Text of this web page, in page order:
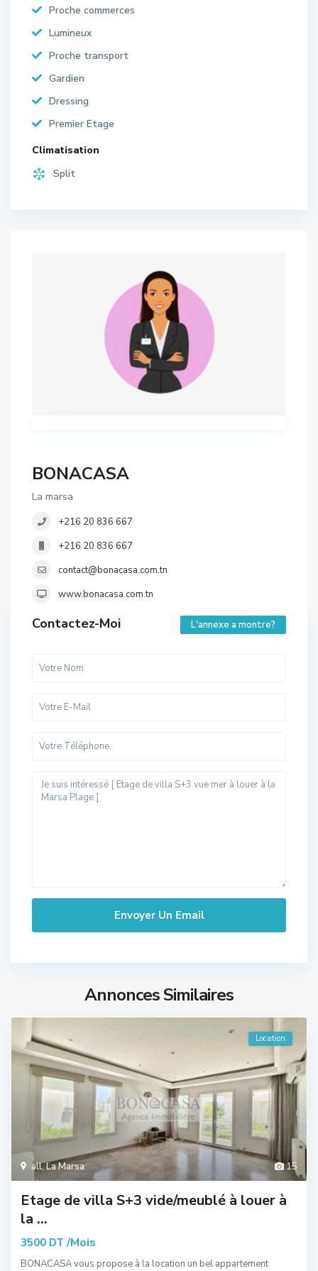
Proche commerces
Lumineux
Proche transport
Gardien
Dressing
Premier Etage
Climatisation
Split
BONACASA
La marsa
+216 20 836 667
+216 20 836 667
contact@bonacasa.com.tn
www.bonacasa.com.tn
Contactez-Moi L'annexe a montre?
Annonces Similaires
15
all,La Marsa
Location
Etage de villa S+3 vide/meublé à louer à
la ...
3500 DT /Mois
BONACASA vous propose à la location un bel appartement